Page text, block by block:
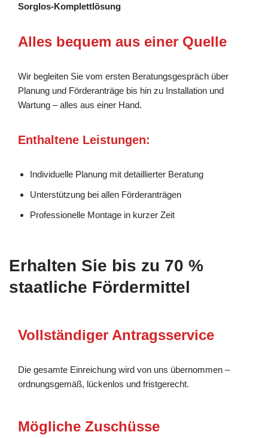
Sorglos-Komplettlösung
Alles bequem aus einer Quelle
Wir begleiten Sie vom ersten Beratungsgespräch über
Planung und Förderanträge bis hin zu Installation und
Wartung – alles aus einer Hand.
Enthaltene Leistungen:
Individuelle Planung mit detaillierter Beratung
Unterstützung bei allen Förderanträgen
Professionelle Montage in kurzer Zeit
Erhalten Sie bis zu 70 %
staatliche Fördermittel
Vollständiger Antragsservice
Die gesamte Einreichung wird von uns übernommen –
ordnungsgemäß, lückenlos und fristgerecht.
Mögliche Zuschüsse